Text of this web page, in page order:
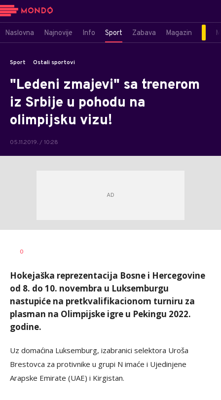
Naslovna Najnovije Info Sport Zabava Magazin
Sport Ostali sportovi
"Ledeni zmajevi" sa trenerom
iz Srbije u pohodu na
olimpijsku vizu!
05.11.2019. / 10:28
0
Hokejaška reprezentacija Bosne i Hercegovine
od 8. do 10. novembra u Luksemburgu
nastupiće na pretkvalifikacionom turniru za
plasman na Olimpijske igre u Pekingu 2022.
godine.
Uz domaćina Luksemburg, izabranici selektora Uroša
Brestovca za protivnike u grupi N imaće i Ujedinjene
Arapske Emirate (UAE) i Kirgistan.